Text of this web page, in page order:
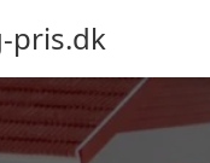
pris.dk